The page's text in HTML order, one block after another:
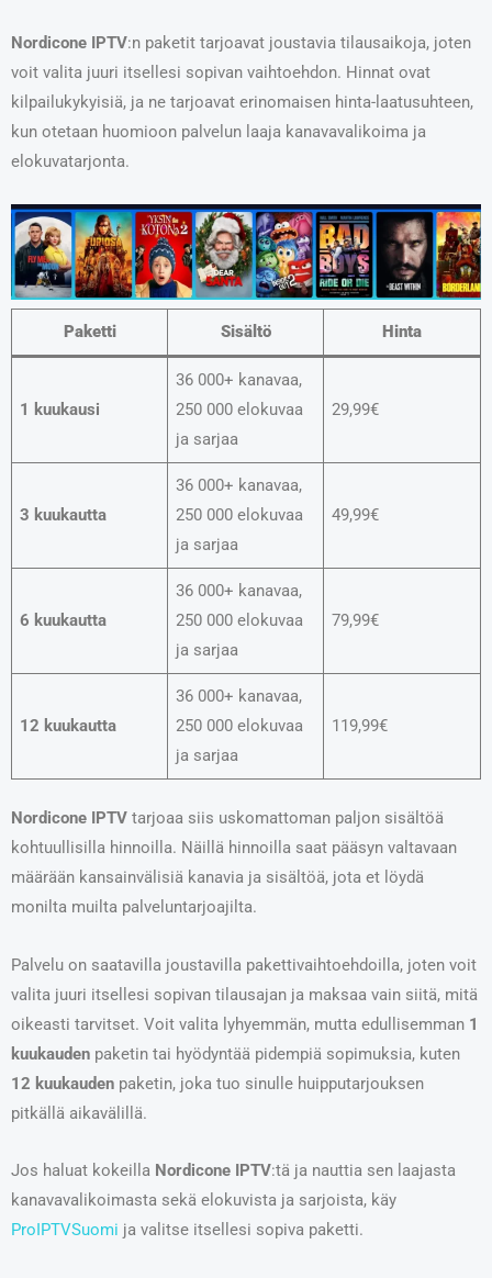
Nordicone IPTV:n paketit tarjoavat joustavia tilausaikoja, joten
voit valita juuri itsellesi sopivan vaihtoehdon. Hinnat ovat
kilpailukykyisiä, ja ne tarjoavat erinomaisen hinta-laatusuhteen,
kun otetaan huomioon palvelun laaja kanavavalikoima ja
elokuvatarjonta.
Paketti Sisältö Hinta
1 kuukausi
36 000+ kanavaa,
250 000 elokuvaa
ja sarjaa
29,99€
3 kuukautta
36 000+ kanavaa,
250 000 elokuvaa
ja sarjaa
49,99€
6 kuukautta
36 000+ kanavaa,
250 000 elokuvaa
ja sarjaa
79,99€
12 kuukautta
36 000+ kanavaa,
250 000 elokuvaa
ja sarjaa
119,99€
Nordicone IPTV tarjoaa siis uskomattoman paljon sisältöä
kohtuullisilla hinnoilla. Näillä hinnoilla saat pääsyn valtavaan
määrään kansainvälisiä kanavia ja sisältöä, jota et löydä
monilta muilta palveluntarjoajilta.
Palvelu on saatavilla joustavilla pakettivaihtoehdoilla, joten voit
valita juuri itsellesi sopivan tilausajan ja maksaa vain siitä, mitä
oikeasti tarvitset. Voit valita lyhyemmän, mutta edullisemman 1
kuukauden paketin tai hyödyntää pidempiä sopimuksia, kuten
12 kuukauden paketin, joka tuo sinulle huipputarjouksen
pitkällä aikavälillä.
Jos haluat kokeilla Nordicone IPTV:tä ja nauttia sen laajasta
kanavavalikoimasta sekä elokuvista ja sarjoista, käy
ProIPTVSuomi ja valitse itsellesi sopiva paketti.